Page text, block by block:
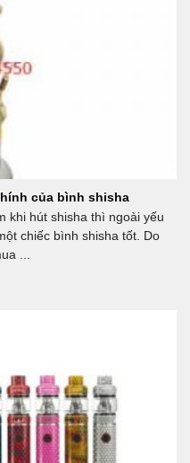
của bình shisha
khi hút shisha thì ngoài yếu
chiếc bình shisha tốt. Do
...